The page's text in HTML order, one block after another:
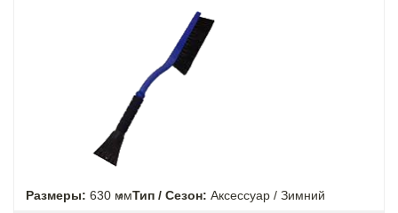
Размеры: 630 ммТип / Сезон: Аксессуар / Зимний